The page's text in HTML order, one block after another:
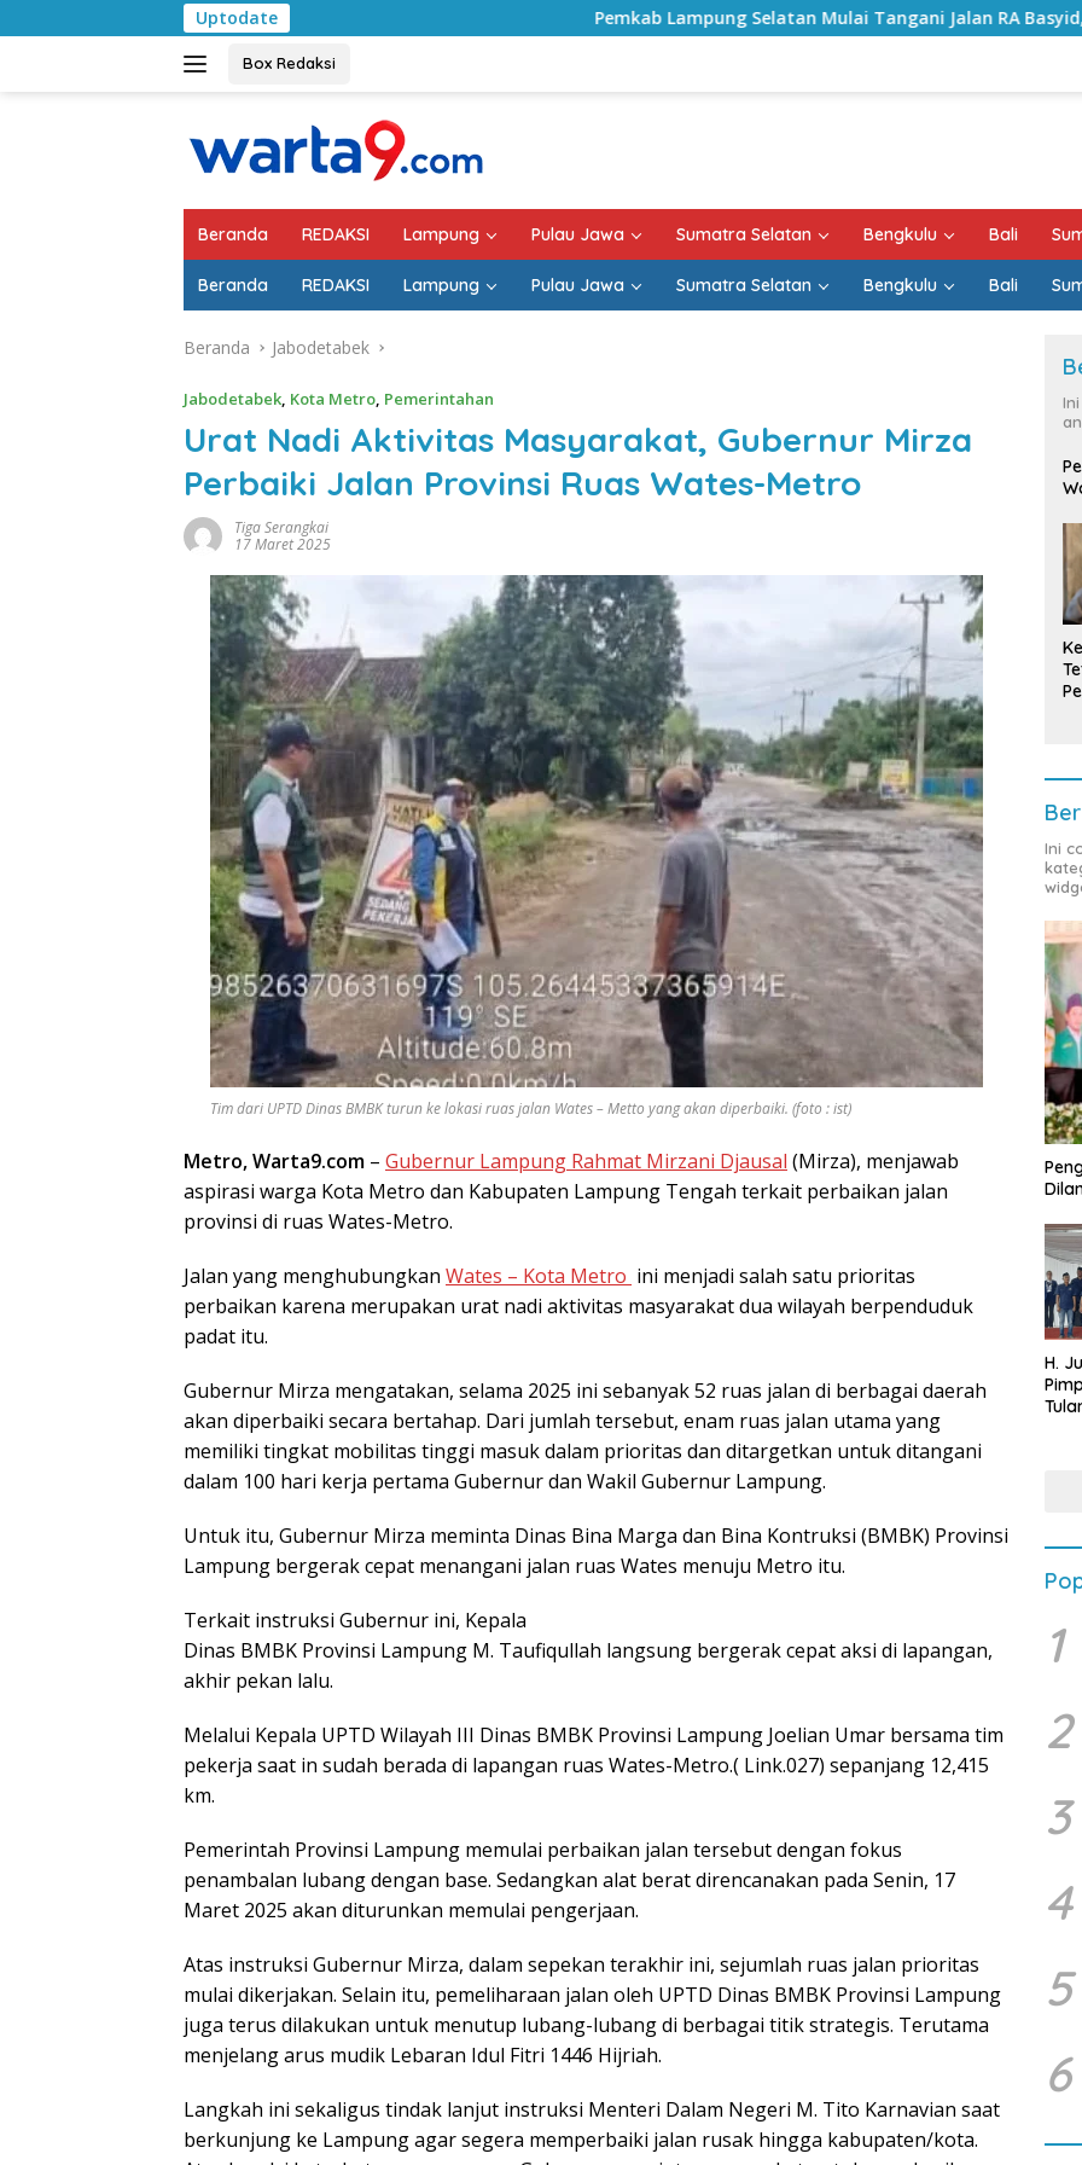
ke
Uptodate Pemkab Lampung Selatan Mulai Tangani Jalan RA Basyid, Kontrak Proyek Sudah
Box Redaksi
Beranda REDAKSI Lampung Pulau Jawa Sumatra Selatan Bengkulu Bali
Beranda REDAKSI Lampung Pulau Jawa Sumatra Selatan Bengkulu Bali
Beranda Jabodetabek
Jabodetabek, Kota Metro, Pemerintahan
Urat Nadi Aktivitas Masyarakat, Gubernur Mirza
Perbaiki Jalan Provinsi Ruas Wates-Metro
Tiga Serangkai
17 Maret 2025
Tim dari UPTD Dinas BMBK turun ke lokasi ruas jalan Wates – Metto yang akan diperbaiki. (foto : ist)
Metro, Warta9.com – Gubernur Lampung Rahmat Mirzani Djausal (Mirza), menjawab
aspirasi warga Kota Metro dan Kabupaten Lampung Tengah terkait perbaikan jalan
provinsi di ruas Wates-Metro.
Jalan yang menghubungkan Wates – Kota Metro ini menjadi salah satu prioritas
perbaikan karena merupakan urat nadi aktivitas masyarakat dua wilayah berpenduduk
padat itu.
Gubernur Mirza mengatakan, selama 2025 ini sebanyak 52 ruas jalan di berbagai daerah
akan diperbaiki secara bertahap. Dari jumlah tersebut, enam ruas jalan utama yang
memiliki tingkat mobilitas tinggi masuk dalam prioritas dan ditargetkan untuk ditangani
dalam 100 hari kerja pertama Gubernur dan Wakil Gubernur Lampung.
Untuk itu, Gubernur Mirza meminta Dinas Bina Marga dan Bina Kontruksi (BMBK) Provinsi
Lampung bergerak cepat menangani jalan ruas Wates menuju Metro itu.
Terkait instruksi Gubernur ini, Kepala
Dinas BMBK Provinsi Lampung M. Taufiqullah langsung bergerak cepat aksi di lapangan,
akhir pekan lalu.
Melalui Kepala UPTD Wilayah III Dinas BMBK Provinsi Lampung Joelian Umar bersama tim
pekerja saat in sudah berada di lapangan ruas Wates-Metro.( Link.027) sepanjang 12,415
km.
Pemerintah Provinsi Lampung memulai perbaikan jalan tersebut dengan fokus
penambalan lubang dengan base. Sedangkan alat berat direncanakan pada Senin, 17
Maret 2025 akan diturunkan memulai pengerjaan.
Atas instruksi Gubernur Mirza, dalam sepekan terakhir ini, sejumlah ruas jalan prioritas
mulai dikerjakan. Selain itu, pemeliharaan jalan oleh UPTD Dinas BMBK Provinsi Lampung
juga terus dilakukan untuk menutup lubang-lubang di berbagai titik strategis. Terutama
menjelang arus mudik Lebaran Idul Fitri 1446 Hijriah.
Langkah ini sekaligus tindak lanjut instruksi Menteri Dalam Negeri M. Tito Karnavian saat
berkunjung ke Lampung agar segera memperbaiki jalan rusak hingga kabupaten/kota.
Ini
H.
1
2
3
4
5
6